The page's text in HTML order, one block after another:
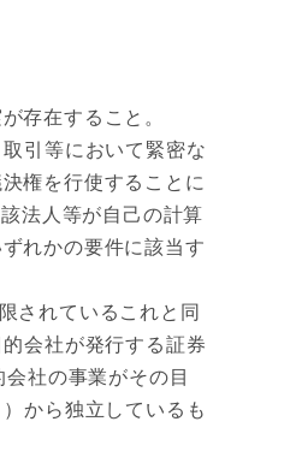
存在すること。
引等において緊密な
権を行使することに
法人等が自己の計算
れかの要件に該当す
されているこれと同
会社が発行する証券
社の事業がその目
から独立しているも